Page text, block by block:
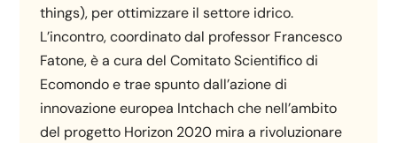
things), per ottimizzare il settore idrico.
L’incontro, coordinato dal professor Francesco
Fatone, è a cura del Comitato Scientifico di
Ecomondo e trae spunto dall’azione di
innovazione europea Intchach che nell’ambito
del progetto Horizon 2020 mira a rivoluzionare